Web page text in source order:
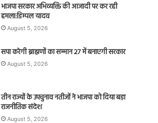
भाजपा सरकार अभिव्यक्ति की आजादी पर कर रही
हमला:डिम्पल यादव
August 5, 2026
सपा करेगी ब्राह्मणों का सम्मान 27 में बनाएगी सरकार
August 5, 2026
तीन राज्यों के उपचुनाव नतीजों ने भाजपा को दिया बड़ा
राजनीतिक संदेश
August 5, 2026